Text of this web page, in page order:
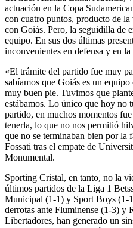
actuación en la Copa
con cuatro puntos, producto de
con Goiás. Pero, la seguidilla de
equipo. En sus dos últimas
inconvenientes en defensa y en la
«El trámite del partido fue muy
sabíamos que Goiás es un
muy buen pie. Tuvimos que
estábamos. Lo único que hoy no
partido, en muchos momentos
tenerla, lo que no nos permitió
que no se terminaban bien por la
Fossati tras el empate de
Monumental.
Sporting Cristal, en tanto, no la
últimos partidos de la Liga 1
Municipal (1-1) y Sport Boys (1-
derrotas ante Fluminense (1-3) y
Libertadores, han generado un